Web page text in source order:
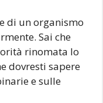
di un organismo
Sai che
rinomata lo
dovresti sapere
e sulle